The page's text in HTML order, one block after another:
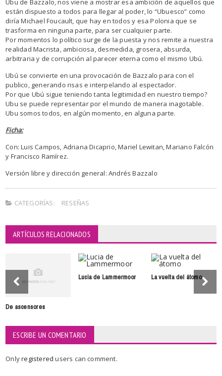
Ubu de Bazzalo, nos viene a mostrar esa ambición de aquellos que
están dispuesto a todos para llegar al poder, lo “Ubuesco” como
diría Michael Foucault, que hay en todos y esa Polonia que se
trasforma en ninguna parte, para ser cualquier parte.
Por momentos lo político surge de la puesta y nos remite a nuestra
realidad Macrista, ambiciosa, desmedida, grosera, absurda,
arbitraria y de corrupción al parecer eterna como el mismo Ubú.
Ubú se convierte en una provocación de Bazzalo para con el
publico, generando risas e interpelando al espectador.
Por que Ubú sigue teniendo tanta legitimidad en nuestro tiempo?
Ubu se puede representar por el mundo de manera inagotable.
Ubu somos todos, en algún momento, en alguna parte.
Ficha:
Con: Luis Campos, Adriana Dicaprio, Mariel Lewitan, Mariano Falcón
y Francisco Ramírez.
Versión libre y dirección general: Andrés Bazzalo
CATEGORÍAS: RESEÑAS
ARTÍCULOS RELACIONADOS
De ascensores
Lucia de Lammermoor La vuelta del átomo
ESCRIBE UN COMENTARIO
Onlyregisteredusers can comment.